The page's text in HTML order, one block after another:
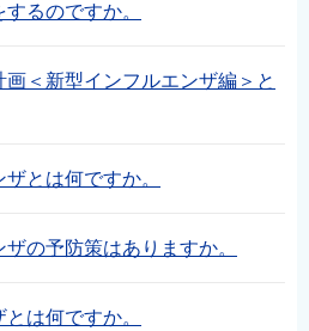
るのですか。
＜新型インフルエンザ編＞と
とは何ですか。
の予防策はありますか。
は何ですか。